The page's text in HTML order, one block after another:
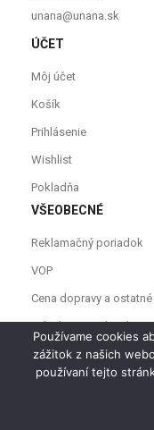
unana@unana.sk
ÚČET
Môj účet
Košík
Prihlásenie
Wishlist
Pokladňa
VŠEOBECNÉ
Reklamačný poriadok
VOP
Cena dopravy a
Odstúpenie od zmluvy
Používame cookies
zážitok z našich
používaní tejto